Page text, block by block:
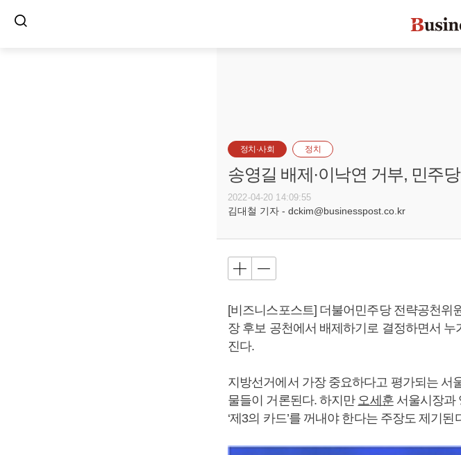
정치·사회 정치
송영길 배제·이낙연 거부, 민주
2022-04-20 14:09:55
김대철 기자 - dckim@businesspost.co.kr
[비즈니스포스트] 더불어민주당 전략공천위
장 후보 공천에서 배제하기로 결정하면서
진다.
지방선거에서 가장 중요하다고 평가되는 서
물들이 거론된다. 하지만 오세훈서울시장과
‘제3의 카드’를 꺼내야 한다는 주장도 제기된